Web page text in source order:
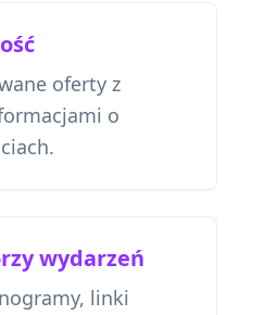
oferty z
o
wydarzeń
linki